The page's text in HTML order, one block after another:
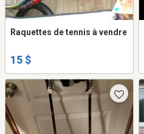
Raquettes de tennis à vendre
15 $